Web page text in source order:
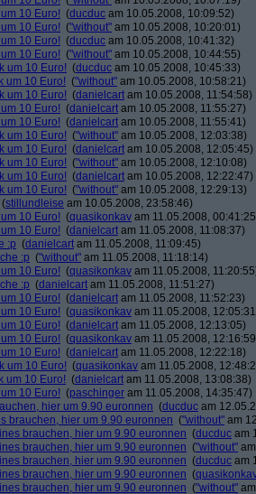
10 Euro! (ducduc am 10.05.2008, 10:09:52)
10 Euro! ("without" am 10.05.2008, 10:20:01)
10 Euro! (ducduc am 10.05.2008, 10:41:32)
10 Euro! ("without" am 10.05.2008, 10:44:55)
um 10 Euro! (ducduc am 10.05.2008, 10:45:33)
um 10 Euro! ("without" am 10.05.2008, 10:58:21)
um 10 Euro! (danielcart am 10.05.2008, 11:54:58)
10 Euro! (danielcart am 10.05.2008, 11:55:27)
10 Euro! (danielcart am 10.05.2008, 11:55:41)
um 10 Euro! ("without" am 10.05.2008, 12:03:38)
um 10 Euro! (danielcart am 10.05.2008, 12:05:45)
um 10 Euro! ("without" am 10.05.2008, 12:10:08)
um 10 Euro! (danielcart am 10.05.2008, 12:22:47)
um 10 Euro! ("without" am 10.05.2008, 12:29:13)
(stillundleise am 10.05.2008, 23:58:46)
10 Euro! (quasikonkav am 11.05.2008,
10 Euro! (danielcart am 11.05.2008, 11:08:37)
:p (danielcart am 11.05.2008, 11:09:45)
:p ("without" am 11.05.2008, 11:18:14)
10 Euro! (quasikonkav am 11.05.2008,
:p (danielcart am 11.05.2008, 11:51:27)
10 Euro! (danielcart am 11.05.2008, 11:52:23)
10 Euro! (quasikonkav am 11.05.2008,
10 Euro! (danielcart am 11.05.2008, 12:13:05)
10 Euro! (quasikonkav am 11.05.2008,
10 Euro! (danielcart am 11.05.2008, 12:22:18)
um 10 Euro! (quasikonkav am 11.05.2008,
um 10 Euro! (danielcart am 11.05.2008, 13:08:38)
10 Euro! (paschinger am 11.05.2008, 14:35:47)
hier um 9.90 euronnen (ducduc am
brauchen, hier um 9.90 euronnen ("without" am
brauchen, hier um 9.90 euronnen (ducduc am
brauchen, hier um 9.90 euronnen ("without"
brauchen, hier um 9.90 euronnen (ducduc am
brauchen, hier um 9.90 euronnen (
brauchen, hier um 9.90 euronnen ("without"